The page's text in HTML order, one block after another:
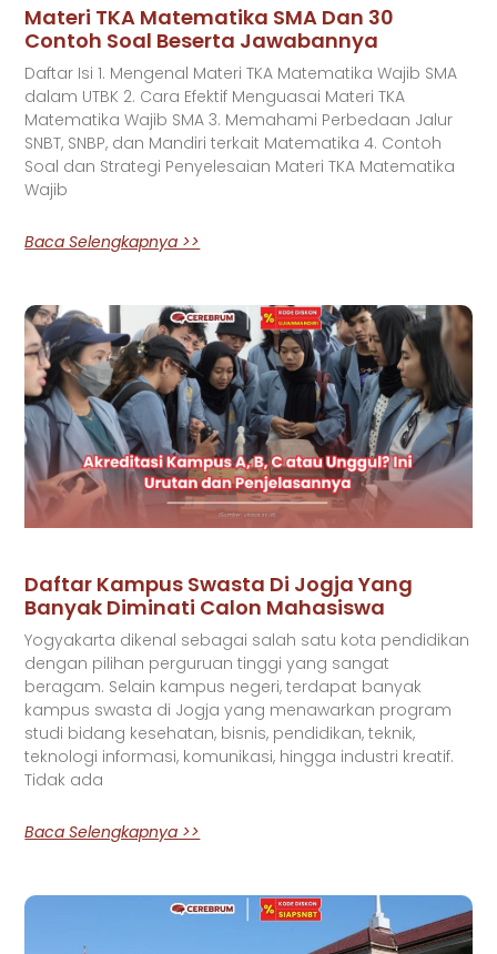
Materi TKA Matematika SMA Dan 30
Contoh Soal Beserta Jawabannya
Daftar Isi 1. Mengenal Materi TKA Matematika Wajib SMA
dalam UTBK 2. Cara Efektif Menguasai Materi TKA
Matematika Wajib SMA 3. Memahami Perbedaan Jalur
SNBT, SNBP, dan Mandiri terkait Matematika 4. Contoh
Soal dan Strategi Penyelesaian Materi TKA Matematika
Wajib
Baca Selengkapnya >>
Daftar Kampus Swasta Di Jogja Yang
Banyak Diminati Calon Mahasiswa
Yogyakarta dikenal sebagai salah satu kota pendidikan
dengan pilihan perguruan tinggi yang sangat
beragam. Selain kampus negeri, terdapat banyak
kampus swasta di Jogja yang menawarkan program
studi bidang kesehatan, bisnis, pendidikan, teknik,
teknologi informasi, komunikasi, hingga industri kreatif.
Tidak ada
Baca Selengkapnya >>